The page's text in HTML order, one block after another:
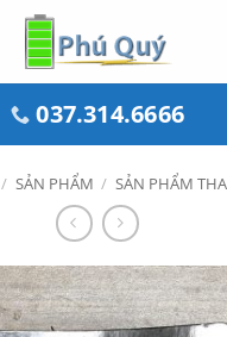
037.314.6666
/ SẢN PHẨM / SẢN PHẨM